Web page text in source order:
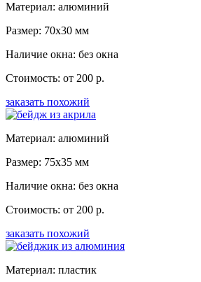
Материал: алюминий
Размер: 70x30 мм
Наличие окна: без окна
Стоимость: от 200 р.
заказать похожий
Материал: алюминий
Размер: 75x35 мм
Наличие окна: без окна
Стоимость: от 200 р.
заказать похожий
Материал: пластик